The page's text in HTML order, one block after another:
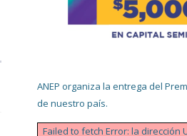
ANEP organiza la entrega del
de nuestro país.
Failed to fetch Error: la dirección